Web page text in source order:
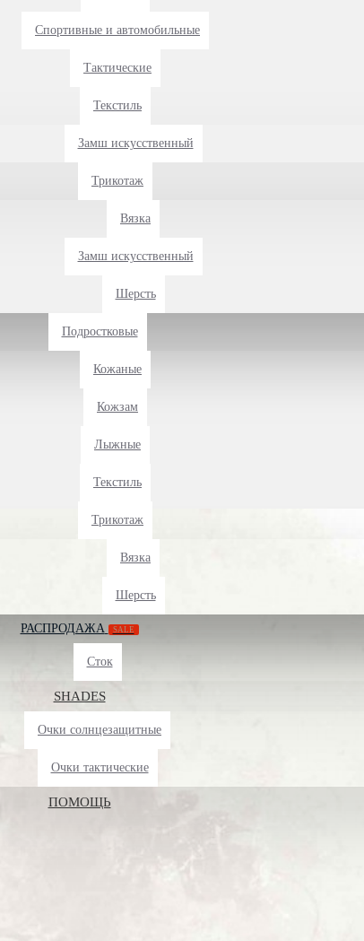
Спортивные и автомобильные
Тактические
Текстиль
Замш искусственный
Трикотаж
Вязка
Замш искусственный
Шерсть
Подростковые
Кожаные
Кожзам
Лыжные
Текстиль
Трикотаж
Вязка
Шерсть
РАСПРОДАЖА SALE
Сток
SHADES
Очки солнцезащитные
Очки тактические
ПОМОЩЬ